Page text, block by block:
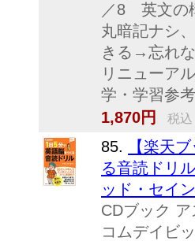
／8 英文の
丸暗記ナシ
きる→忘れ
リニューア
学・学習参
1,870円
税込
85.
【楽天
る音読ドリ
ッド・セイ
CDブック
コムデイビ